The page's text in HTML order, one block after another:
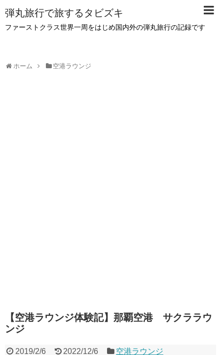
弾丸旅行で旅するタビズキ
ファーストクラス世界一周をはじめ国内外の弾丸旅行の記録です
ホーム 空港ラウンジ
【空港ラウンジ体験記】那覇空港 サクララウ
ンジ
2019/2/6 2022/12/6 空港ラウンジ